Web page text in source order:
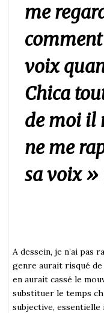
me
voix
Chica
de moi il
ne me
sa voix »
A dessein, je n’ai pas
genre aurait risqué
en aurait cassé le
substituer le temps
subjective,